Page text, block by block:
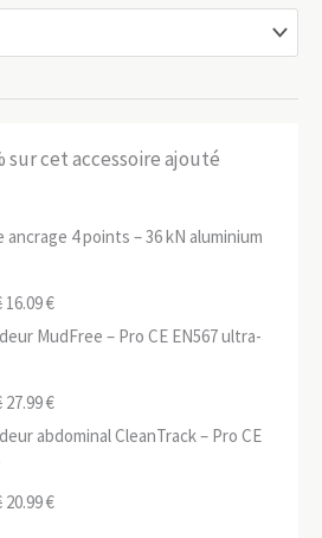
sur cet accessoire ajouté
ancrage 4 points – 36 kN aluminium
Le
prix
était :
22.99 €.
16.09€Le
prix
est :
16.09 €.
MudFree – Pro CE EN567 ultra-
Le
prix
était :
27.99€Le
prix
est :
abdominal CleanTrack – Pro CE
Le
20.99€Le